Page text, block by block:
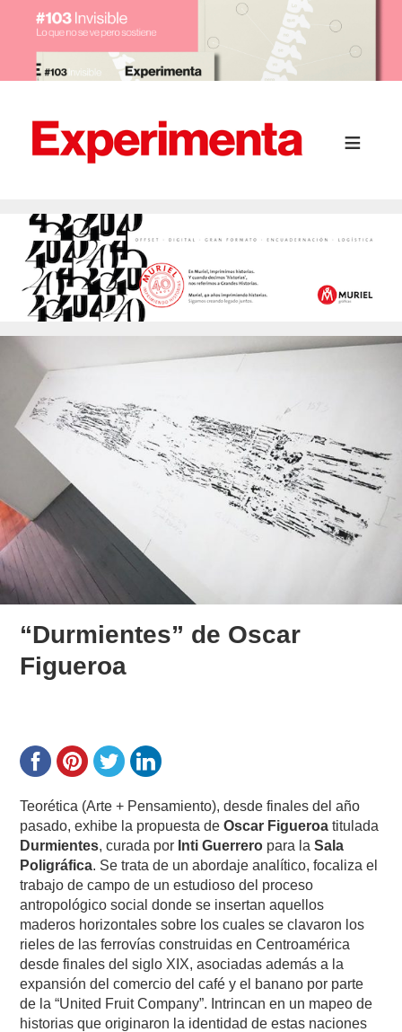
“Durmientes” de Oscar
Figueroa
Teorética (Arte + Pensamiento), desde finales del año
pasado, exhibe la propuesta deOscar Figueroa titulada
Durmientes, curada por Inti Guerrero para laSala
Poligráfica. Se trata de un abordaje analítico, focaliza el
trabajo de campo de un estudioso del proceso
antropológico social donde se insertan aquellos
maderos horizontales sobre los cuales se clavaron los
rieles de las ferrovías construidas en Centroamérica
desde finales del siglo XIX, asociadas además a la
expansión del comercio del café y el banano por parte
de la “United Fruit Company”. Intrincan en un mapeo de
historias que originaron la identidad de estas naciones